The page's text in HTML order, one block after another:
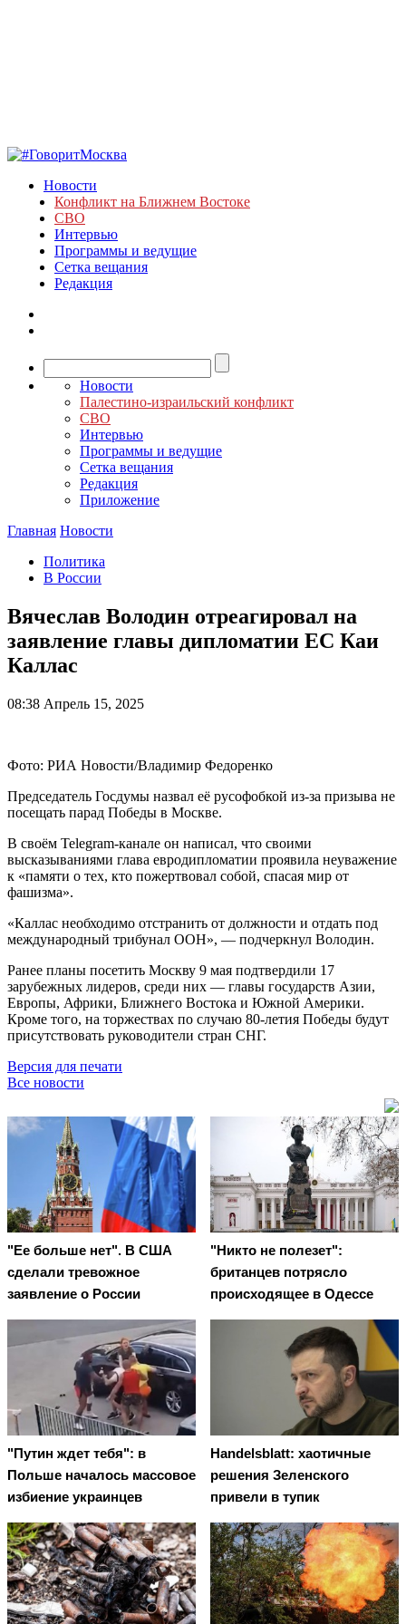
Новости
Конфликт на Ближнем Востоке
СВО
Интервью
Программы и ведущие
Сетка вещания
Редакция
Новости
Палестино-израильский конфликт
СВО
Интервью
Программы и ведущие
Сетка вещания
Редакция
Приложение
Главная Новости
Политика
В России
Вячеслав Володин отреагировал на
заявление главы дипломатии ЕС Каи
Каллас
08:38 Апрель 15, 2025
Фото: РИА Новости/Владимир Федоренко
Председатель Госдумы назвал её русофобкой из-за призыва не
посещать парад Победы в Москве.
В своём Telegram-канале он написал, что своими
высказываниями глава евродипломатии проявила неуважение
к «памяти о тех, кто пожертвовал собой, спасая мир от
фашизма».
«Каллас необходимо отстранить от должности и отдать под
международный трибунал ООН», — подчеркнул Володин.
Ранее планы посетить Москву 9 мая подтвердили 17
зарубежных лидеров, среди них — главы государств Азии,
Европы, Африки, Ближнего Востока и Южной Америки.
Кроме того, на торжествах по случаю 80-летия Победы будут
присутствовать руководители стран СНГ.
Версия для печати
Все новости
"Ее больше нет". В США
сделали тревожное
заявление о России
"Никто не полезет":
британцев потрясло
происходящее в Одессе
"Путин ждет тебя": в
Польше началось массовое
избиение украинцев
Handelsblatt: хаотичные
решения Зеленского
привели в тупик